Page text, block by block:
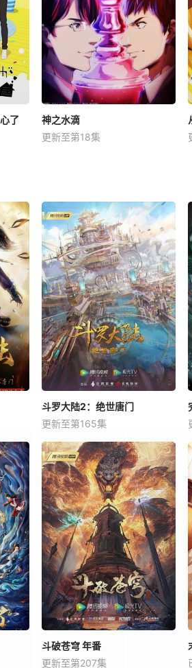
了
神之水滴
更新至第18集
斗罗大陆2：绝世唐门
更新至第165集
斗破苍穹 年番
更新至第207集